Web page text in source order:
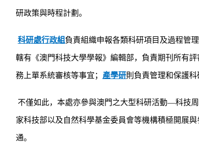
研政策與時程計劃。
科研處行政組負責組織申報各類科研項目及過程管
轄有《澳門科技大學學報》編輯部，負責期刊所有評
務上單系統審核等事宜； 產學研則負責管理和保護科
不僅如此，本處亦參與澳門之大型科研活動—科技
家科技部以及自然科學基金委員會等機構積極開展
通。